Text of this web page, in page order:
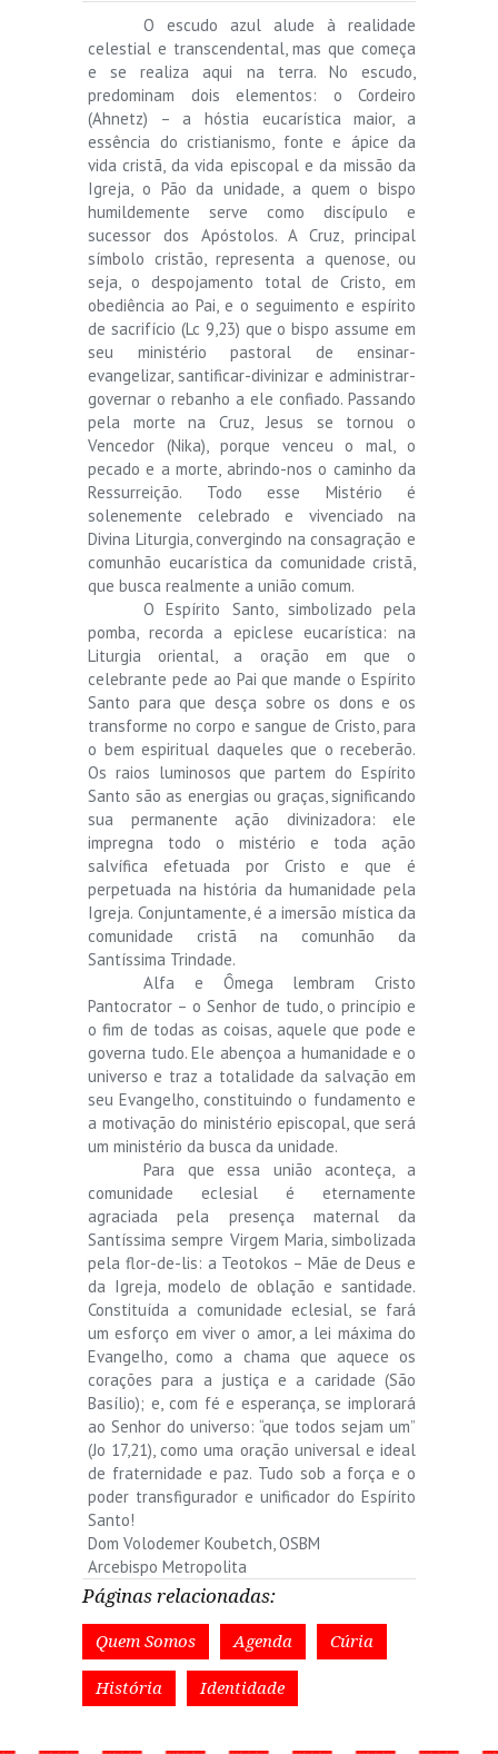
O escudo azul alude à realidade
celestial e transcendental, mas que começa
e se realiza aqui na terra. No escudo,
predominam dois elementos: o Cordeiro
(Ahnetz) – a hóstia eucarística maior, a
essência do cristianismo, fonte e ápice da
vida cristã, da vida episcopal e da missão da
Igreja, o Pão da unidade, a quem o bispo
humildemente serve como discípulo e
sucessor dos Apóstolos. A Cruz, principal
símbolo cristão, representa a quenose, ou
seja, o despojamento total de Cristo, em
obediência ao Pai, e o seguimento e espírito
de sacrifício (Lc 9,23) que o bispo assume em
seu ministério pastoral de ensinar-
evangelizar, santificar-divinizar e administrar-
governar o rebanho a ele confiado. Passando
pela morte na Cruz, Jesus se tornou o
Vencedor (Nika), porque venceu o mal, o
pecado e a morte, abrindo-nos o caminho da
Ressurreição. Todo esse Mistério é
solenemente celebrado e vivenciado na
Divina Liturgia, convergindo na consagração e
comunhão eucarística da comunidade cristã,
que busca realmente a união comum.
O Espírito Santo, simbolizado pela
pomba, recorda a epiclese eucarística: na
Liturgia oriental, a oração em que o
celebrante pede ao Pai que mande o Espírito
Santo para que desça sobre os dons e os
transforme no corpo e sangue de Cristo, para
o bem espiritual daqueles que o receberão.
Os raios luminosos que partem do Espírito
Santo são as energias ou graças, significando
sua permanente ação divinizadora: ele
impregna todo o mistério e toda ação
salvífica efetuada por Cristo e que é
perpetuada na história da humanidade pela
Igreja. Conjuntamente, é a imersão mística da
comunidade cristã na comunhão da
Santíssima Trindade.
Alfa e Ômega lembram Cristo
Pantocrator – o Senhor de tudo, o princípio e
o fim de todas as coisas, aquele que pode e
governa tudo. Ele abençoa a humanidade e o
universo e traz a totalidade da salvação em
seu Evangelho, constituindo o fundamento e
a motivação do ministério episcopal, que será
um ministério da busca da unidade.
Para que essa união aconteça, a
comunidade eclesial é eternamente
agraciada pela presença maternal da
Santíssima sempre Virgem Maria, simbolizada
pela flor-de-lis: a Teotokos – Mãe de Deus e
da Igreja, modelo de oblação e santidade.
Constituída a comunidade eclesial, se fará
um esforço em viver o amor, a lei máxima do
Evangelho, como a chama que aquece os
corações para a justiça e a caridade (São
Basílio); e, com fé e esperança, se implorará
ao Senhor do universo: “que todos sejam um”
(Jo 17,21), como uma oração universal e ideal
de fraternidade e paz. Tudo sob a força e o
poder transfigurador e unificador do Espírito
Santo!
Dom Volodemer Koubetch, OSBM
Arcebispo Metropolita
Páginas relacionadas:
Quem Somos Agenda Cúria
História Identidade